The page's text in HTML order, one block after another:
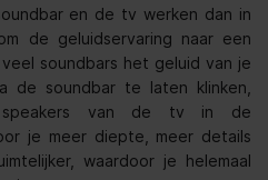
en de tv werken dan in
de geluidservaring naar een
soundbars het geluid van je
de soundbar te laten klinken,
speakers van de tv in de
je meer diepte, meer details
waardoor je helemaal